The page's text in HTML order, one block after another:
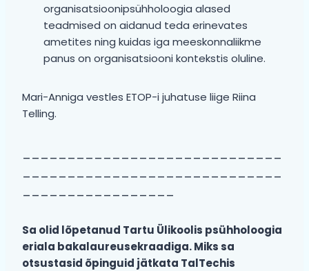
organisatsioonipsühholoogia alased
teadmised on aidanud teda erinevates
ametites ning kuidas iga meeskonnaliikme
panus on organisatsiooni kontekstis oluline.
Mari-Anniga vestles ETOP-i juhatuse liige Riina
Telling.
Sa olid lõpetanud Tartu Ülikoolis psühholoogia
eriala bakalaureusekraadiga. Miks sa
otsustasid õpinguid jätkata TalTechis